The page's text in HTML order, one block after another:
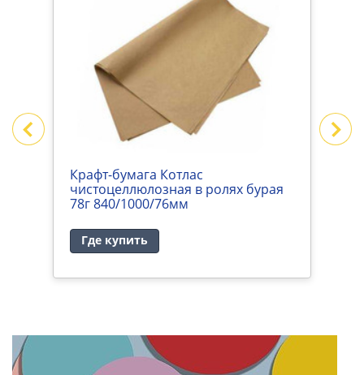
Крафт-бумага Котлас
чистоцеллюлозная в ролях бурая
78г 840/1000/76мм
Где купить